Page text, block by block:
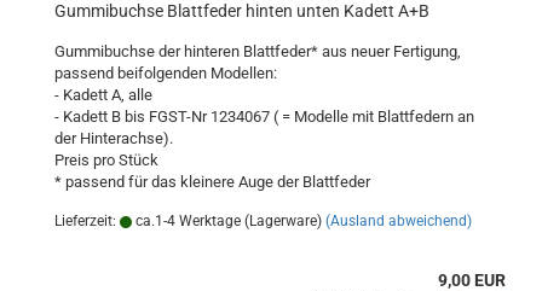
Gummibuchse Blattfeder hinten unten Kadett A+B
Gummibuchse der hinteren Blattfeder* aus neuer Fertigung,
passend beifolgenden Modellen:
- Kadett A, alle
- Kadett B bis FGST-Nr 1234067 ( = Modelle mit Blattfedern an
der Hinterachse).
Preis pro Stück
* passend für das kleinere Auge der Blattfeder
Lieferzeit: ca.1-4 Werktage (Lagerware) (Ausland abweichend)
9,00 EUR